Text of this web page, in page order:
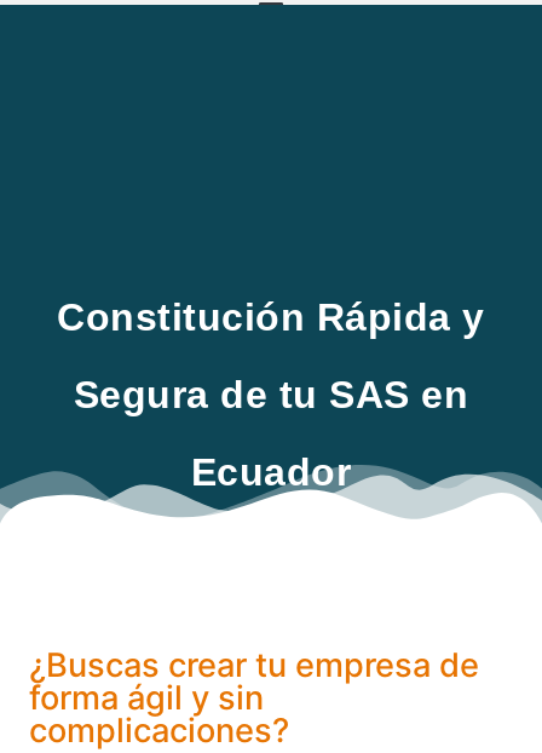
Constitución Rápida y
Segura de tu SAS en
Ecuador
¿Buscas crear tu empresa de
forma ágil y sin
complicaciones?